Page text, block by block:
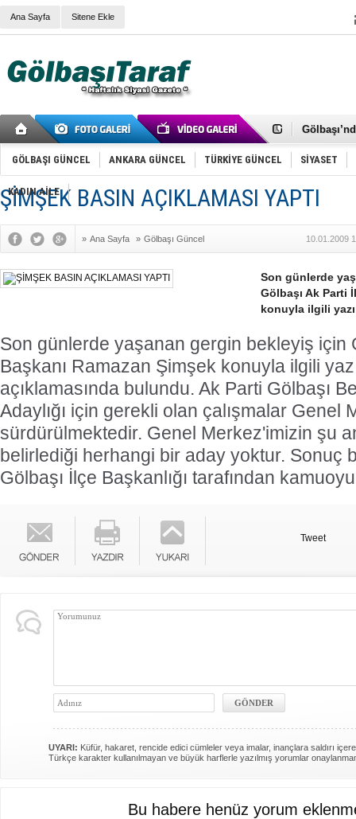
Ana Sayfa Sitene Ekle
Cemal
Samet
FAİZ
OLİMPİK
Mikail
Gölbaşı
GÖLBAŞI GÜNCEL ANKARA GÜNCEL TÜRKİYE GÜNCEL SİYASET
KADIN AİLE
ŞİMŞEK BASIN AÇIKLAMASI YAPTI
» Ana Sayfa » Gölbaşı Güncel 10.01.2009
Son günlerde
Gölbaşı Ak Parti
konuyla ilgili
Son günlerde yaşanan gergin bekleyiş için
Başkanı Ramazan Şimşek konuyla ilgili
açıklamasında bulundu. Ak Parti Gölbaşı
Adaylığı için gerekli olan çalışmalar Genel
sürdürülmektedir. Genel Merkez'imizin şu
belirlediği herhangi bir aday yoktur. Sonuç
Gölbaşı İlçe Başkanlığı tarafından
Tweet
UYARI: Küfür, hakaret, rencide edici cümleler veya imalar, inançlara saldırı
Türkçe karakter kullanılmayan ve büyük harflerle yazılmış yorumlar
Bu habere henüz yorum